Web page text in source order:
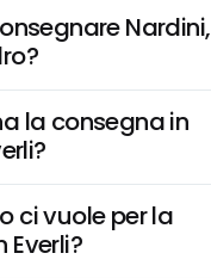
Nardini,
la consegna in
ci vuole per la
Everli?